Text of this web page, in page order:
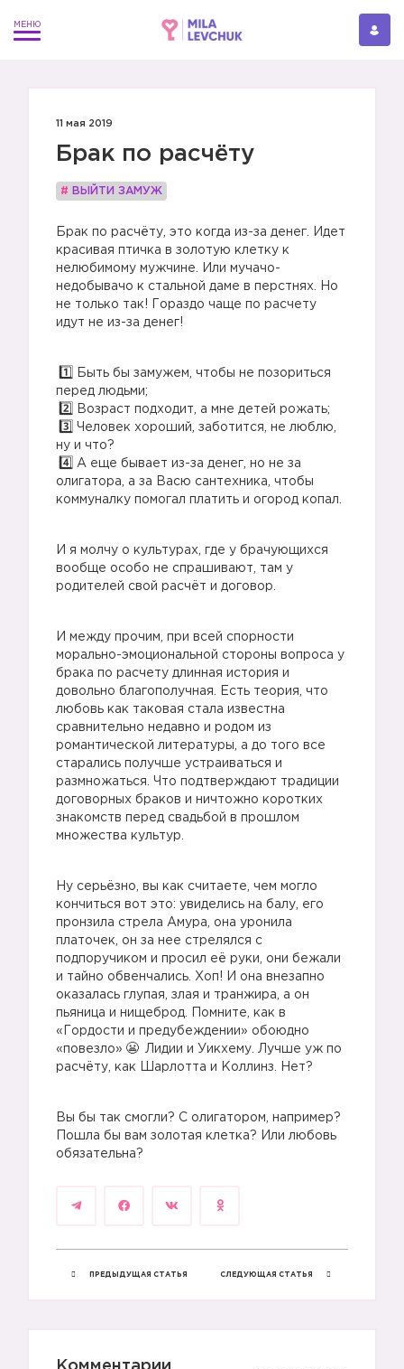
11 мая 2019
Брак по расчёту
# ВЫЙТИ ЗАМУЖ
Брак по расчёту, это когда из-за денег. Идет
красивая птичка в золотую клетку к
нелюбимому мужчине. Или мучачо-
недобывачо к стальной даме в перстнях. Но
не только так! Гораздо чаще по расчету
идут не из-за денег!
1️⃣
Быть бы замужем, чтобы не позориться
перед людьми;
Возраст подходит, а мне детей рожать;
Человек хороший, заботится, не люблю,
ну и что?
А еще бывает из-за денег, но не за
олигатора, а за Васю сантехника, чтобы
коммуналку помогал платить и огород копал.
И я молчу о культурах, где у брачующихся
вообще особо не спрашивают, там у
родителей свой расчёт и договор.
И между прочим, при всей спорности
морально-эмоциональной стороны вопроса у
брака по расчету длинная история и
довольно благополучная. Есть теория, что
любовь как таковая стала известна
сравнительно недавно и родом из
романтической литературы, а до того все
старались получше устраиваться и
размножаться. Что подтверждают традиции
договорных браков и ничтожно коротких
знакомств перед свадьбой в прошлом
множества культур.
Ну серьёзно, вы как считаете, чем могло
кончиться вот это: увиделись на балу, его
пронзила стрела Амура, она уронила
платочек, он за нее стрелялся с
подпоручиком и просил её руки, они бежали
и тайно обвенчались. Хоп! И она внезапно
оказалась глупая, злая и транжира, а он
пьяница и нищеброд. Помните, как в
«Гордости и предубеждении» обоюдно
«повезло»
Лидии и Уикхему. Лучше уж по
расчёту, как Шарлотта и Коллинз. Нет?
Вы бы так смогли? С олигатором, например?
Пошла бы вам золотая клетка? Или любовь
обязательна?
ПРЕДЫДУЩАЯ СТАТЬЯ СЛЕДУЮЩАЯ СТАТЬЯ